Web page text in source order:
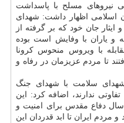
نیروهای مسلح با پاسداشت
اسلامی اظهار داشت: شهدای
جان خود که بر گرفته از
و یاران با وفایش است بوده
با ویروس منحوس کرونا
تا مردم عزیزمان در رفاه و
شهدای سلامت با شهدای جنگ
ندارند، اضافه کرد: این
عزیزان همچون شهدا و ایثارگران 8 سال دفاع مقدس برای امنیت و
مردم ایران تا ابد قدردان این